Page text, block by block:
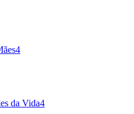
4
da Vida4